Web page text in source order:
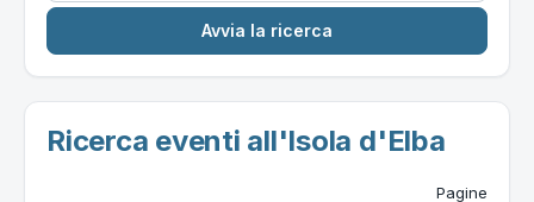
Ricerca eventi all'Isola d'Elba
Pagine